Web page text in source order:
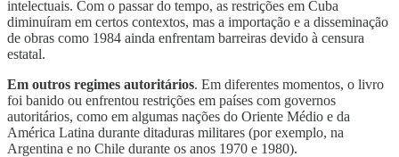
intelectuais. Com o passar do tempo, as restrições em Cuba
diminuíram em certos contextos, mas a importação e a disseminação
de obras como 1984 ainda enfrentam barreiras devido à censura
estatal.
Em outros regimes autoritários. Em diferentes momentos, o livro
foi banido ou enfrentou restrições em países com governos
autoritários, como em algumas nações do Oriente Médio e da
América Latina durante ditaduras militares (por exemplo, na
Argentina e no Chile durante os anos 1970 e 1980).